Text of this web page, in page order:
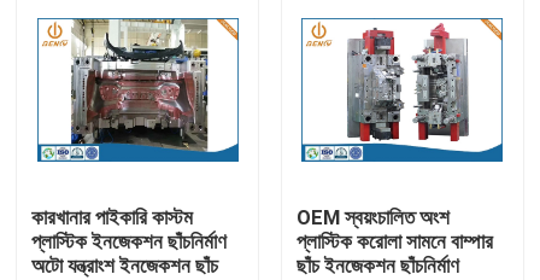
কারখানার পাইকারি কাস্টম
প্লাস্টিক ইনজেকশন ছাঁচনির্মাণ
অটো যন্ত্রাংশ ইনজেকশন ছাঁচ
OEM স্বয়ংচালিত অংশ
প্লাস্টিক করোলা সামনে বাম্পার
ছাঁচ ইনজেকশন ছাঁচনির্মাণ